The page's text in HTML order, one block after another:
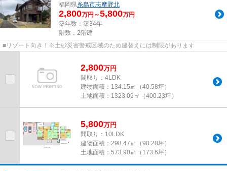
福岡県糸島市志摩野北
2,800万円～5,800万円
築年数：築34年
階数：2階建
■リゾート向き！※土砂災害警戒区域のため建替えには制限があります
2,800万円
間取り：4LDK
建物面積： 134.15㎡（40.58坪）
土地面積： 1323.09㎡（400.23坪）
5,800万円
間取り：10LDK
建物面積： 298.47㎡（90.28坪）
土地面積： 573.90㎡（173.6坪）